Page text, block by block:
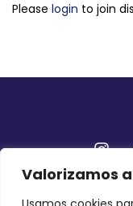
Valorizamos
Please login to join